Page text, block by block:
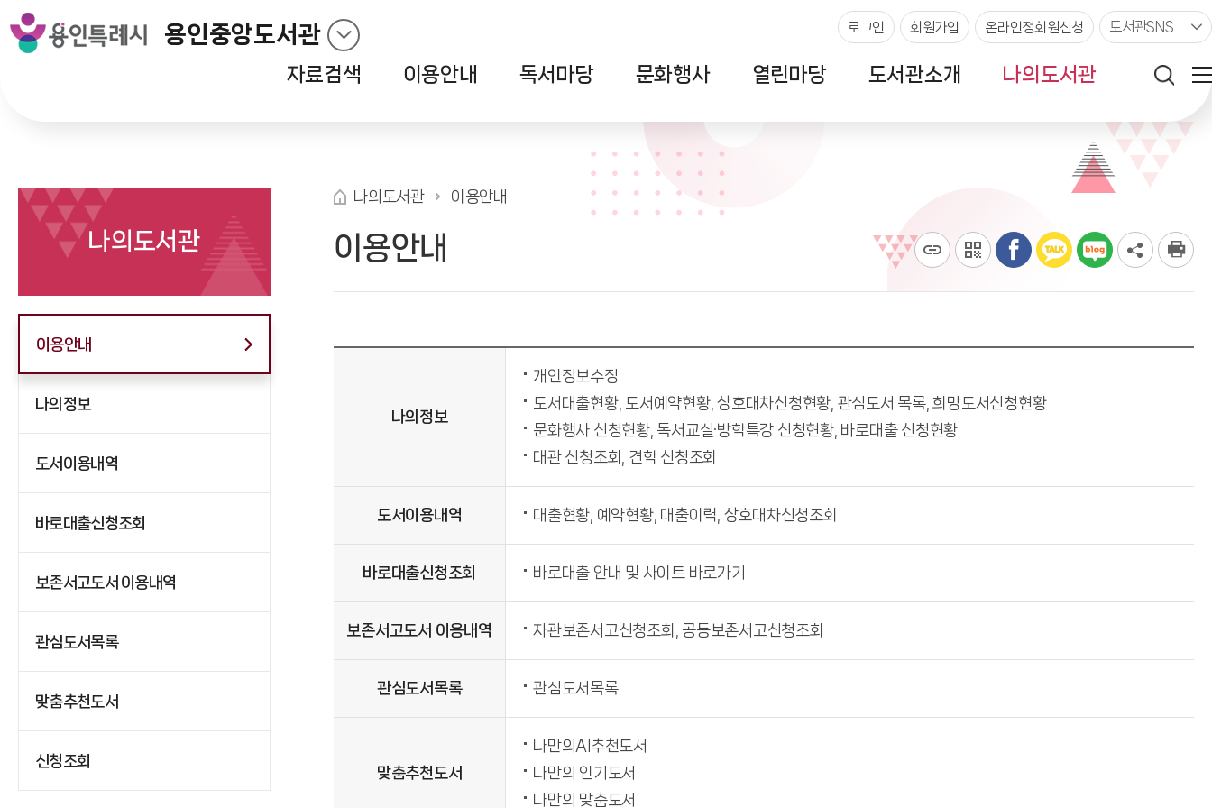
용인중앙도서관 로그인 회원가입 온라인정회원신청 도서관SNS
자료검색 이용안내 독서마당 문화행사 열린마당 도서관소개 나의도서관
나의도서관
이용안내
나의정보
도서이용내역
바로대출신청조회
보존서고도서 이용내역
관심도서목록
맞춤추천도서
신청조회
나의도서관 이용안내
이용안내
나의정보
개인정보수정
도서대출현황, 도서예약현황, 상호대차신청현황, 관심도서 목록, 희망도서신청현황
문화행사 신청현황, 독서교실·방학특강 신청현황, 바로대출 신청현황
대관 신청조회, 견학 신청조회
도서이용내역 대출현황, 예약현황, 대출이력, 상호대차신청조회
바로대출신청조회 바로대출 안내 및 사이트 바로가기
보존서고도서 이용내역 자관보존서고신청조회, 공동보존서고신청조회
관심도서목록 관심도서목록
맞춤추천도서
나만의AI추천도서
나만의 인기도서
나만의 맞춤도서